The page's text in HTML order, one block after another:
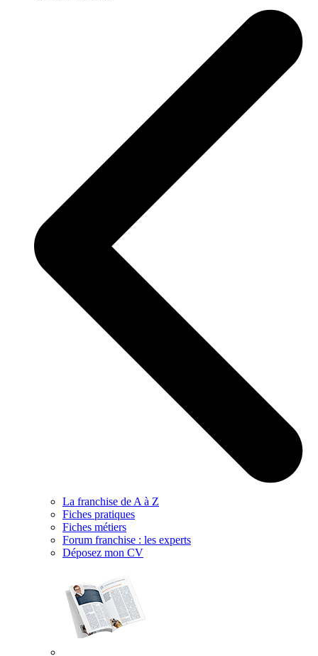
La franchise de A à Z
Fiches pratiques
Fiches métiers
Forum franchise : les experts
Déposez mon CV